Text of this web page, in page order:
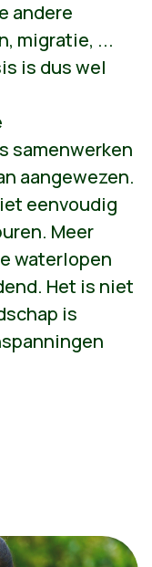
andere
migratie, ...
is dus wel
samenwerken
aangewezen.
eenvoudig
Meer
waterlopen
Het is niet
is